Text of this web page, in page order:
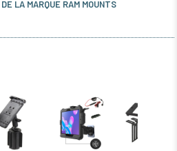
LA MARQUE RAM MOUNTS